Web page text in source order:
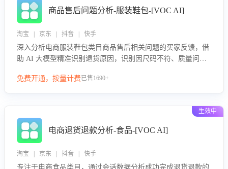
商品售后问题分析-服装鞋包-[VOC AI]
淘宝 | 京东 | 抖音 | 快手
深入分析电商服装鞋包类目商品售后相关问题的买家反馈，借
助 AI 大模型精准识别退货原因，识别因尺码不符、质量问题
商家优化产品或服务，实现销售额的显著提升。
免费开通，按量计费已售1690+
生效中
电商退货退款分析-食品-[VOC AI]
淘宝 | 京东 | 抖音 | 快手
专注于电商食品类目，通过会话数据分析成功完成退货退款的